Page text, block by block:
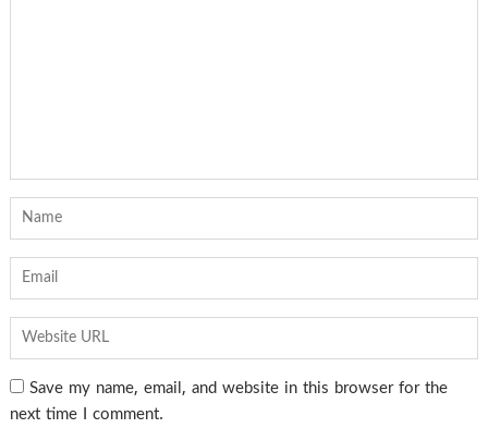
Save my name, email, and website in this browser for the
next time I comment.